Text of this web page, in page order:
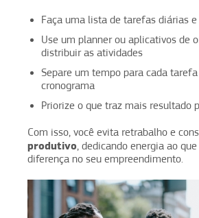
Faça uma lista de tarefas diárias
Use um planner ou aplicativos de
distribuir as atividades
Separe um tempo para cada
cronograma
Priorize o que traz mais resultado
Com isso, você evita retrabalho e
produtivo, dedicando energia ao
diferença no seu empreendimento.